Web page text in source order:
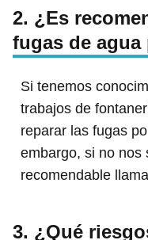
2. ¿Es
fugas de
Si tenemos
trabajos de
reparar las fugas
embargo, si no nos
recomendable
3. ¿Qué